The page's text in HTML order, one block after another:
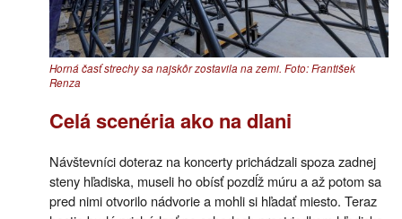
Horná časť strechy sa najskôr zostavila na zemi. Foto: František
Renza
Celá scenéria ako na dlani
Návštevníci doteraz na koncerty prichádzali spoza zadnej
steny hľadiska, museli ho obísť pozdĺž múru a až potom sa
pred nimi otvorilo nádvorie a mohli si hľadať miesto. Teraz